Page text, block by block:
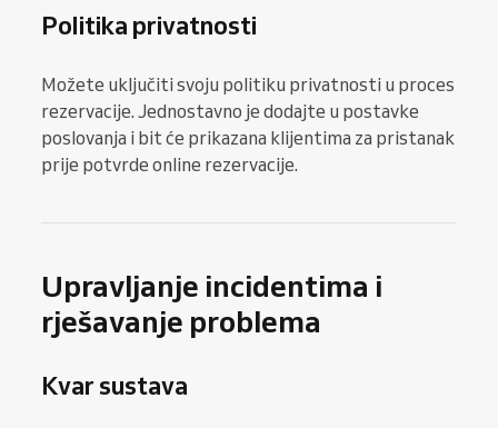
Politika privatnosti
Možete uključiti svoju politiku privatnosti u proces
rezervacije. Jednostavno je dodajte u postavke
poslovanja i bit će prikazana klijentima za pristanak
prije potvrde online rezervacije.
Upravljanje incidentima i
rješavanje problema
Kvar sustava